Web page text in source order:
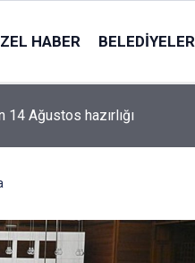
HABER BELEDIYELER
Ağustos hazırlığı